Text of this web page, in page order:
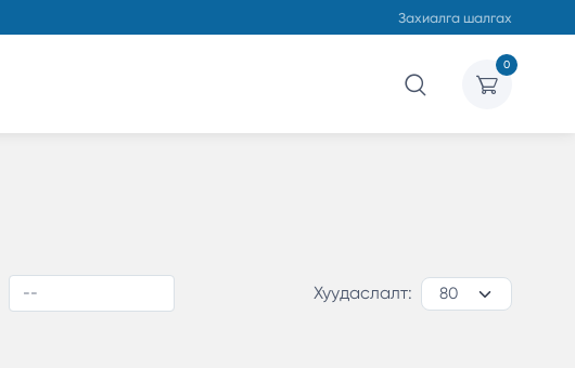
Захиалга шалгах
0
Хуудаслалт: